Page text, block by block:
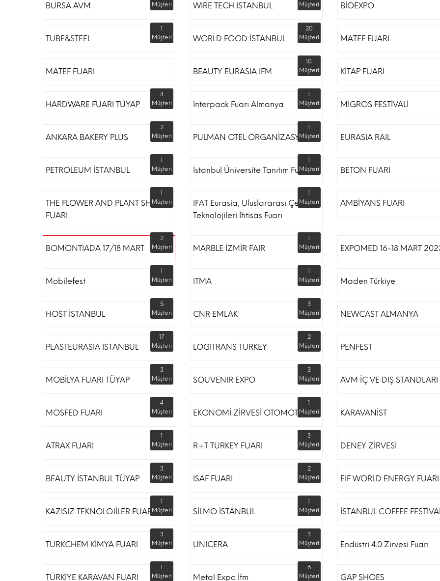
BURSA AVM
Müşteri
WIRE TECH ISTANBUL
Müşteri
BİOEXPO
TUBE&STEEL
1
Müşteri
WORLD FOOD İSTANBUL
20
Müşteri
MATEF FUARI
MATEF FUARI BEAUTY EURASIA IFM
10
Müşteri
KİTAP FUARI
HARDWARE FUARI TÜYAP
4
Müşteri
İnterpack Fuarı Almanya
1
Müşteri
MİGROS FESTİVALİ
ANKARA BAKERY PLUS
2
Müşteri
PULMAN OTEL ORGANİZASYON
1
Müşteri
EURASIA RAIL
PETROLEUM İSTANBUL
1
Müşteri
İstanbul Üniversite Tanıtım Fuarı
1
Müşteri
BETON FUARI
THE FLOWER AND PLANT SHOW
FUARI
1
Müşteri
IFAT Eurasia, Uluslararası Çevre
Teknolojileri İhtisas Fuarı
1
Müşteri
AMBİYANS FUARI
BOMONTİADA 17/18 MART
2
Müşteri
MARBLE İZMİR FAIR
1
Müşteri
EXPOMED 16-18 MART
Mobilefest
1
Müşteri
ITMA
1
Müşteri
Maden Türkiye
HOST İSTANBUL
5
Müşteri
CNR EMLAK
3
Müşteri
NEWCAST ALMANYA
PLASTEURASIA ISTANBUL
17
Müşteri
LOGITRANS TURKEY
2
Müşteri
PENFEST
MOBİLYA FUARI TÜYAP
3
Müşteri
SOUVENIR EXPO
3
Müşteri
AVM İÇ VE DIŞ STANDLARI
MOSFED FUARI
4
Müşteri
EKONOMİ ZİRVESİ OTOMOTİV
1
Müşteri
KARAVANİST
ATRAX FUARI
1
Müşteri
R+T TURKEY FUARI
3
Müşteri
DENEY ZİRVESİ
BEAUTY İSTANBUL TÜYAP
3
Müşteri
ISAF FUARI
2
Müşteri
EIF WORLD ENERGY FUARI
KAZISIZ TEKNOLOJİLER FUARI
1
Müşteri
SİLMO İSTANBUL
1
Müşteri
İSTANBUL COFFEE
TURKCHEM KİMYA FUARI
3
Müşteri
UNICERA
3
Müşteri
Endüstri 4.0 Zirvesi Fuarı
TÜRKİYE KARAVAN FUARI
1
Müşteri
Metal Expo İfm
6
Müşteri
GAP SHOES